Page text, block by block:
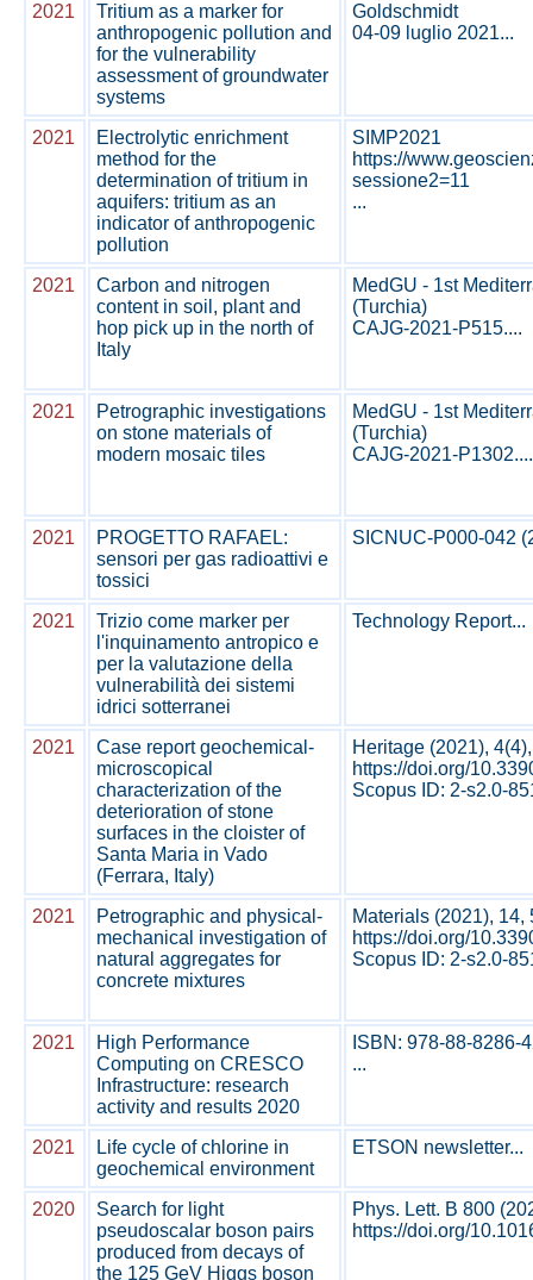
2021
Tritium as a marker for
anthropogenic pollution and
for the vulnerability
assessment of groundwater
systems
Goldschmidt
04-09 luglio 2021...
2021
Electrolytic enrichment
method for the
determination of tritium in
aquifers: tritium as an
indicator of anthropogenic
pollution
SIMP2021
https://
sessione2=11
...
2021
Carbon and nitrogen
content in soil, plant and
hop pick up in the north of
Italy
MedGU - 1st
(Turchia)
CAJG-2021-P515....
2021
Petrographic investigations
on stone materials of
modern mosaic tiles
MedGU - 1st
(Turchia)
CAJG-2021-P1302....
2021
PROGETTO RAFAEL:
sensori per gas radioattivi e
tossici
SICNUC-P000-042
2021
Trizio come marker per
l'inquinamento antropico e
per la valutazione della
vulnerabilità dei sistemi
idrici sotterranei
Technology Report...
2021
Case report geochemical-
microscopical
characterization of the
deterioration of stone
surfaces in the cloister of
Santa Maria in Vado
(Ferrara, Italy)
Heritage (2021),
https://doi.org/
Scopus ID: 2-s2.0-
2021
Petrographic and physical-
mechanical investigation of
natural aggregates for
concrete mixtures
Materials (2021), 14,
https://doi.org/
Scopus ID: 2-s2.0-
2021
High Performance
Computing on CRESCO
Infrastructure: research
activity and results 2020
ISBN: 978-88-8286-
...
2021
Life cycle of chlorine in
geochemical environment
ETSON newsletter...
2020
Search for light
pseudoscalar boson pairs
produced from decays of
the 125 GeV Higgs boson
Phys. Lett. B 800
https://doi.org/